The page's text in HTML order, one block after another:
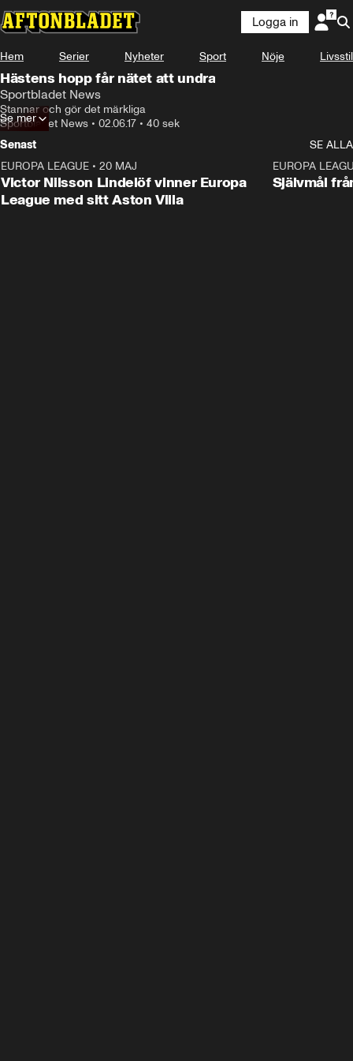
Logga in
Hem Serier Nyheter Sport Nöje Livsstil
Hästens hopp får nätet att undra
Sportbladet News
Stannar och gör det märkliga
Sportbladet News • 02.06.17 • 40 sek
Se mer
Senast
SE ALLA
EUROPA LEAGUE • 20 MAJ
Victor Nilsson Lindelöf vinner Europa
League med sitt Aston Villa
EUROPA
Självmål